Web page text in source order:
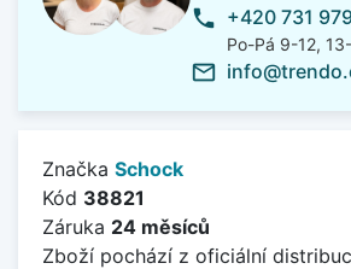
phone +420 731
Po-Pá 9-12,
mail_outline
Značka Schock
Kód 38821
Záruka 24 měsíců
Zboží pochází z oficiální